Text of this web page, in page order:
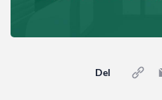
Del